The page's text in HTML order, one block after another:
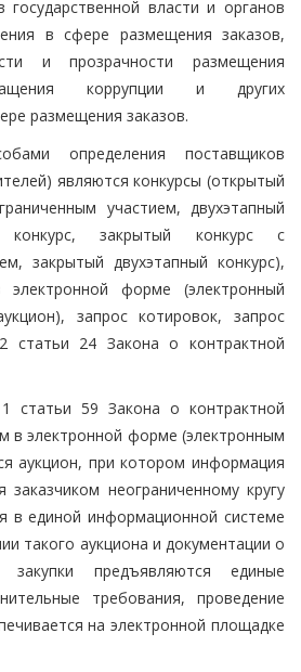
государственной власти и органов
в сфере размещения заказов,
и прозрачности размещения
коррупции и других
размещения заказов.
определения поставщиков
являются конкурсы (открытый
участием, двухэтапный
конкурс, закрытый конкурс с
закрытый двухэтапный конкурс),
форме (электронный
запрос котировок, запрос
статьи 24 Закона о контрактной
статьи 59 Закона о контрактной
в электронной форме (электронным
аукцион, при котором информация
неограниченному кругу
в единой информационной системе
такого аукциона и документации о
предъявляются единые
требования, проведение
на электронной площадке